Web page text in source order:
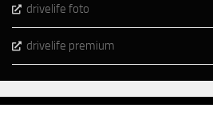
drivelife foto
drivelife premium